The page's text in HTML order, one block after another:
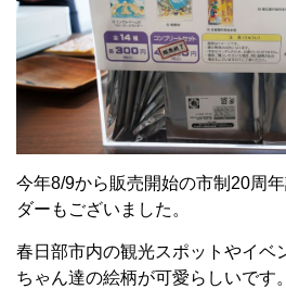
今年8/9から販売開始の市制20周
ダーもございました。
春日部市内の観光スポットやイベ
ちゃん達の絵柄が可愛らしいです。